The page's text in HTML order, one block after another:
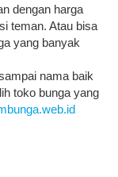
dengan harga
teman. Atau bisa
yang banyak
nama baik
toko bunga yang